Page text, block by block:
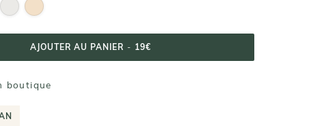
AJOUTER AU PANIER - 19€
boutique